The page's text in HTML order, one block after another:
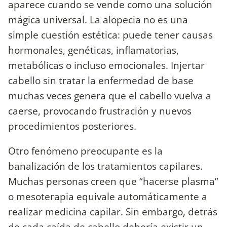
aparece cuando se vende como una solución
mágica universal. La alopecia no es una
simple cuestión estética: puede tener causas
hormonales, genéticas, inflamatorias,
metabólicas o incluso emocionales. Injertar
cabello sin tratar la enfermedad de base
muchas veces genera que el cabello vuelva a
caerse, provocando frustración y nuevos
procedimientos posteriores.
Otro fenómeno preocupante es la
banalización de los tratamientos capilares.
Muchas personas creen que “hacerse plasma”
o mesoterapia equivale automáticamente a
realizar medicina capilar. Sin embargo, detrás